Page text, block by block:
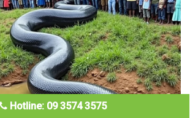
Hotline: 09 3574 3575